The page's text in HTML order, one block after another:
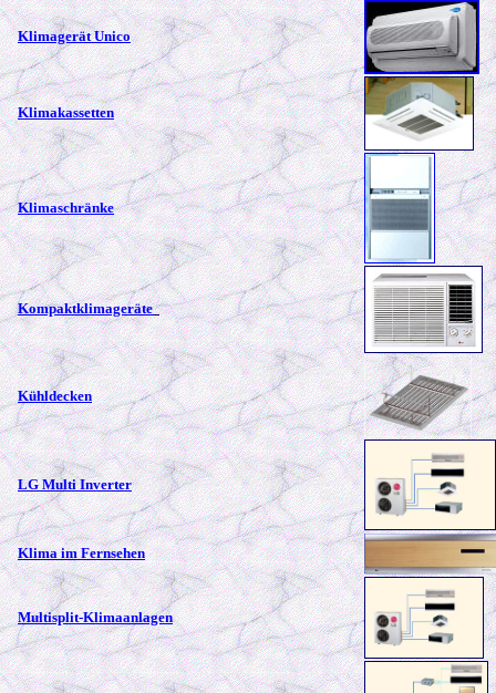
Klimagerät Unico
Klimakassetten
Klimaschränke
Kompaktklimageräte
Kühldecken
LG Multi Inverter
Klima im Fernsehen
Multisplit-Klimaanlagen